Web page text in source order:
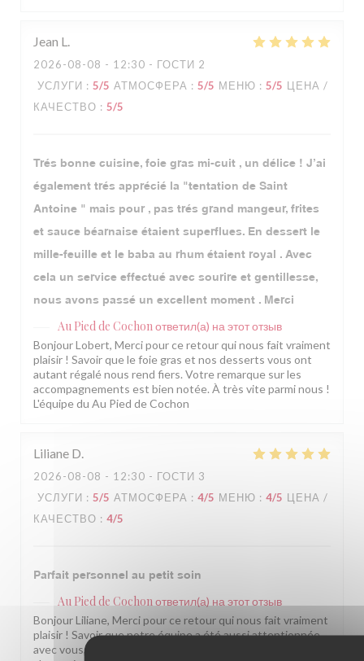
Jean L
2026-08-08 - 12:30 - ГОСТИ 2
УСЛУГИ : 5/5 АТМОСФЕРА : 5/5 МЕНЮ : 5/5 ЦЕНА /
КАЧЕСТВО : 5/5
Trés bonne cuisine, foie gras mi-cuit , un délice ! J’ai
également trés apprécié la "tentation de Saint
Antoine " mais pour , pas trés grand mangeur, frites
et sauce béarnaise étaient superflues. En dessert le
mille-feuille et le baba au rhum étaient royal . Avec
cela un service effectué avec sourire et gentillesse,
nous avons passé un excellent moment . Merci
Au Pied de Cochonответил(а) на этот отзыв
Bonjour Lobert, Merci pour ce retour qui nous fait vraiment
plaisir ! Savoir que le foie gras et nos desserts vous ont
autant régalé nous rend fiers. Votre remarque sur les
accompagnements est bien notée. À très vite parmi nous !
L'équipe du Au Pied de Cochon
Liliane D
2026-08-08 - 12:30 - ГОСТИ 3
УСЛУГИ : 5/5 АТМОСФЕРА : 4/5 МЕНЮ : 4/5 ЦЕНА /
КАЧЕСТВО : 4/5
Parfait personnel au petit soin
Au Pied de Cochonответил(а) на этот отзыв
Bonjour Liliane, Merci pour ce retour qui nous fait vraiment
plaisir ! Savoir que notre équipe a été aussi attentionnée
avec vous, c'est exactement ce qui nous tient à cœur